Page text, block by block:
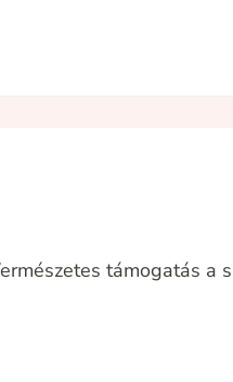
támogatás a